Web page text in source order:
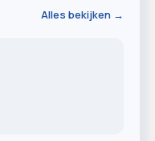
Alles bekijken →